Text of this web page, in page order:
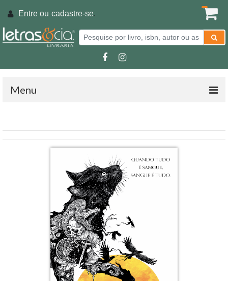
Entre ou cadastre-se.
Menu